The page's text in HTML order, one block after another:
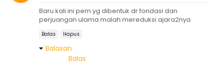
Baru kali ini pem yg dibentuk dr fondasi dan
perjuangan ulama malah mereduksi ajara2nya
Balas Hapus
Balasan
Balas